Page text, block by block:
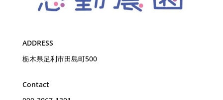
ADDRESS
栃木県足利市田島町500
Contact